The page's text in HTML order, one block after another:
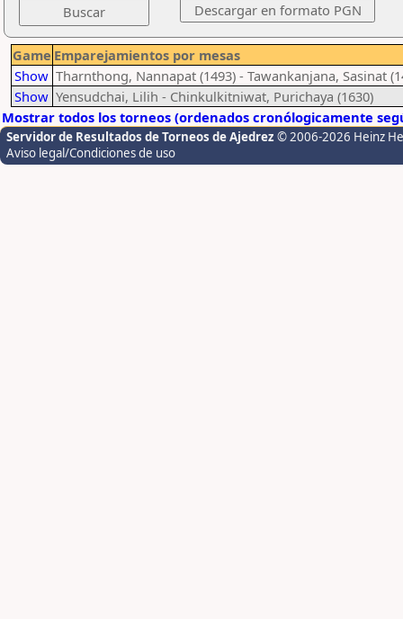
Game Emparejamientos por mesas
Show Tharnthong, Nannapat (1493) - Tawankanjana, Sasinat
Show Yensudchai, Lilih - Chinkulkitniwat, Purichaya (1630)
Mostrar todos los torneos (ordenados cronólogicamente
Servidor de Resultados de Torneos de Ajedrez © 2006-2026 Heinz
Aviso legal/Condiciones de uso